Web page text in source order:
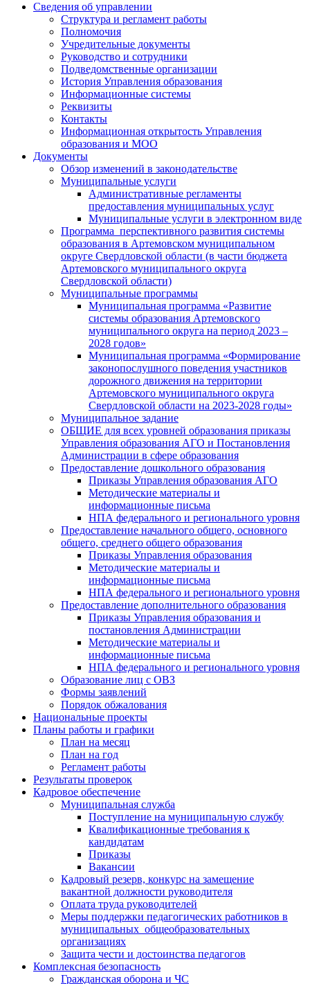
Сведения об управлении
Структура и регламент работы
Полномочия
Учредительные документы
Руководство и сотрудники
Подведомственные организации
История Управления образования
Информационные системы
Реквизиты
Контакты
Информационная открытость Управления
образования и МОО
Документы
Обзор изменений в законодательстве
Муниципальные услуги
Административные регламенты
предоставления муниципальных услуг
Муниципальные услуги в электронном виде
Программа перспективного развития системы
образования в Артемовском муниципальном
округе Свердловской области (в части бюджета
Артемовского муниципального округа
Свердловской области)
Муниципальные программы
Муниципальная программа «Развитие
системы образования Артемовского
муниципального округа на период 2023 –
2028 годов»
Муниципальная программа «Формирование
законопослушного поведения участников
дорожного движения на территории
Артемовского муниципального округа
Свердловской области на 2023-2028 годы»
Муниципальное задание
ОБЩИЕ для всех уровней образования приказы
Управления образования АГО и Постановления
Администрации в сфере образования
Предоставление дошкольного образования
Приказы Управления образования АГО
Методические материалы и
информационные письма
НПА федерального и регионального уровня
Предоставление начального общего, основного
общего, среднего общего образования
Приказы Управления образования
Методические материалы и
информационные письма
НПА федерального и регионального уровня
Предоставление дополнительного образования
Приказы Управления образования и
постановления Администрации
Методические материалы и
информационные письма
НПА федерального и регионального уровня
Образование лиц с ОВЗ
Формы заявлений
Порядок обжалования
Национальные проекты
Планы работы и графики
План на месяц
План на год
Регламент работы
Результаты проверок
Кадровое обеспечение
Муниципальная служба
Поступление на муниципальную службу
Квалификационные требования к
кандидатам
Приказы
Вакансии
Кадровый резерв, конкурс на замещение
вакантной должности руководителя
Оплата труда руководителей
Меры поддержки педагогических работников в
муниципальных общеобразовательных
организациях
Защита чести и достоинства педагогов
Комплексная безопасность
Гражданская оборона и ЧС